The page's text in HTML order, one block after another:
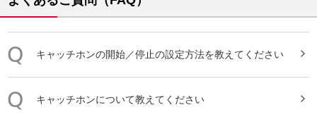
キャッチホンの開始／停止の設定方法を教えてください
キャッチホンについて教えてください